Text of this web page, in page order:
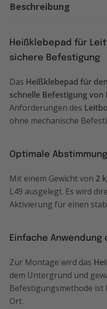
Beschreibung
Heißklebepad für
sichere Befestigung
Das Heißklebepad für
schnelle Befestigung von
Anforderungen des
ohne mechanische
Optimale
Mit einem Gewicht von 2
L49 ausgelegt. Es wird
Aktivierung für einen
Einfache
Zur Montage wird das
dem Untergrund und
Befestigungsmethode
Ort.